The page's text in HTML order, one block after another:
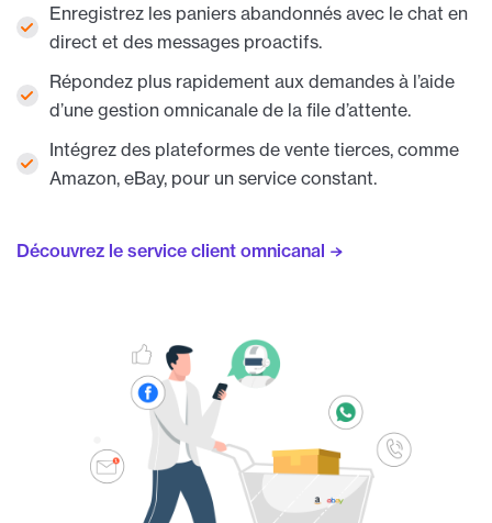
Enregistrez les paniers abandonnés avec le chat en
direct et des messages proactifs.
Répondez plus rapidement aux demandes à l’aide
d’une gestion omnicanale de la file d’attente.
Intégrez des plateformes de vente tierces, comme
Amazon, eBay, pour un service constant.
Découvrez le service client omnicanal